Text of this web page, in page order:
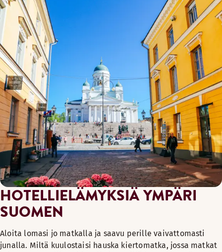
HOTELLIELÄMYKSIÄ YMPÄRI
SUOMEN
Aloita lomasi jo matkalla ja saavu perille vaivattomasti
junalla. Miltä kuulostaisi hauska kiertomatka, jossa matkat